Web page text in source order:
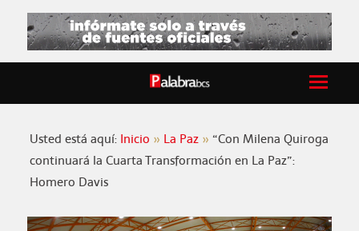
Usted está aquí: Inicio La Paz
“Con Milena Quiroga
continuará la Cuarta Transformación en La Paz”:
Homero Davis